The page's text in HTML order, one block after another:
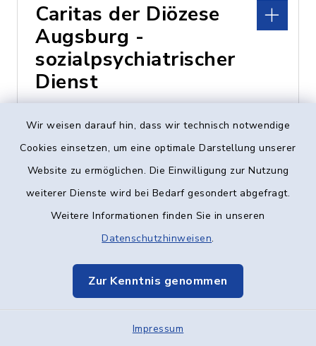
Wir weisen darauf hin, dass wir technisch notwendige
Cookies einsetzen, um eine optimale Darstellung unserer
Website zu ermöglichen. Die Einwilligung zur Nutzung
weiterer Dienste wird bei Bedarf gesondert abgefragt.
Weitere Informationen finden Sie in unseren
Datenschutzhinweisen.
Zur Kenntnis genommen
Impressum
Caritas der Diözese
Augsburg -
sozialpsychiatrischer
Dienst
Heinz-Rühmann-Str. 7,
89231 Neu-Ulm
0731 - 73424
Caritas-Centrum
Vöhringen
Vogelstraße 8, 89269